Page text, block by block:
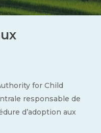
for Child
responsable de
d’adoption aux